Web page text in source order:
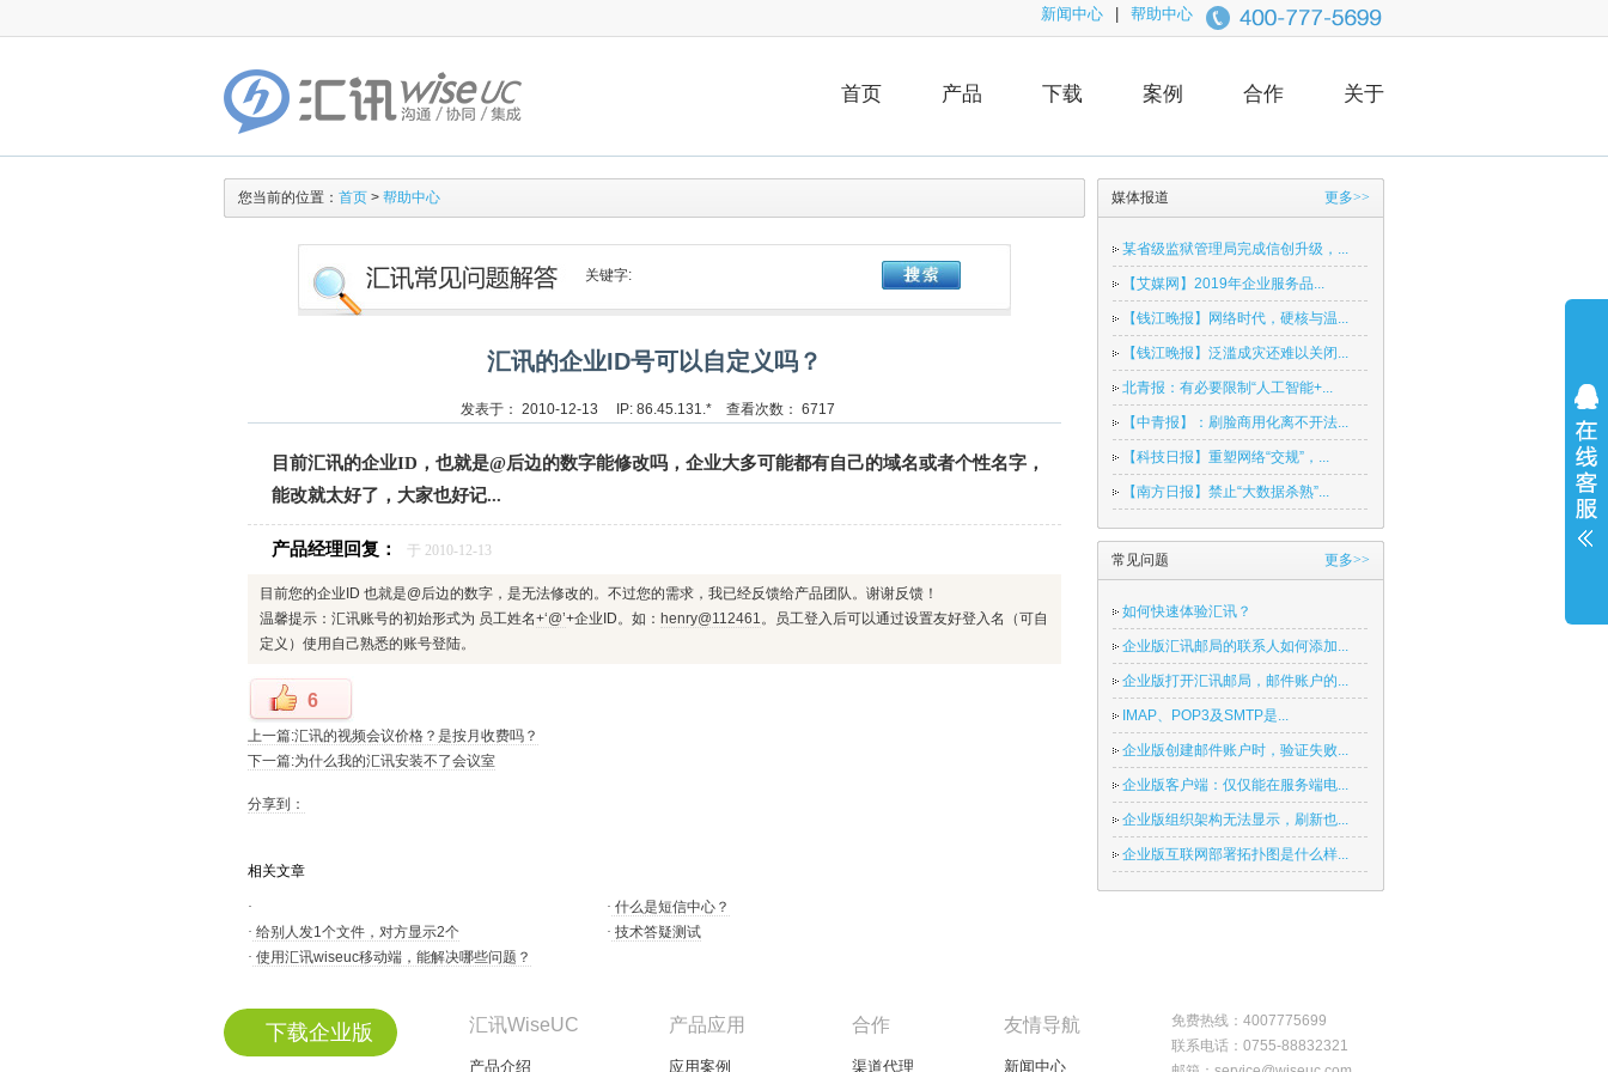
新闻中心 帮助中心
首页 产品 下载 案例 合作 关于
您当前的位置： 首页 > 帮助中心
关键字:
汇讯的企业ID号可以自定义吗？
发表于： 2010-12-13 IP: 86.45.131.* 查看次数： 6717
目前汇讯的企业ID，也就是@后边的数字能修改吗，企业大多可能都有自己的域名或者个性名字，
能改就太好了，大家也好记...
产品经理回复： 于 2010-12-13
目前您的企业ID 也就是@后边的数字，是无法修改的。不过您的需求，我已经反馈给产品团队。谢谢反馈！
温馨提示：汇讯账号的初始形式为 员工姓名+‘@’+企业ID。如： henry@112461。员工登入后可以通过设置友好登入名（可自
定义）使用自己熟悉的账号登陆。
6
上一篇:汇讯的视频会议价格？是按月收费吗？
下一篇:为什么我的汇讯安装不了会议室
分享到：
相关文章
· · 什么是短信中心？
· 给别人发1个文件，对方显示2个 · 技术答疑测试
· 使用汇讯wiseuc移动端，能解决哪些问题？
媒体报道 更多>>
某省级监狱管理局完成信创升级，...
【艾媒网】2019年企业服务品...
【钱江晚报】网络时代，硬核与温...
【钱江晚报】泛滥成灾还难以关闭...
北青报：有必要限制“人工智能+...
【中青报】：刷脸商用化离不开法...
【科技日报】重塑网络“交规”，...
【南方日报】禁止“大数据杀熟”...
常见问题 更多>>
如何快速体验汇讯？
企业版汇讯邮局的联系人如何添加...
企业版打开汇讯邮局，邮件账户的...
IMAP、POP3及SMTP是...
企业版创建邮件账户时，验证失败...
企业版客户端：仅仅能在服务端电...
企业版组织架构无法显示，刷新也...
企业版互联网部署拓扑图是什么样...
下载企业版 汇讯WiseUC
产品介绍
产品应用
应用案例
合作
渠道代理
友情导航
新闻中心
免费热线：4007775699
联系电话：0755-88832321